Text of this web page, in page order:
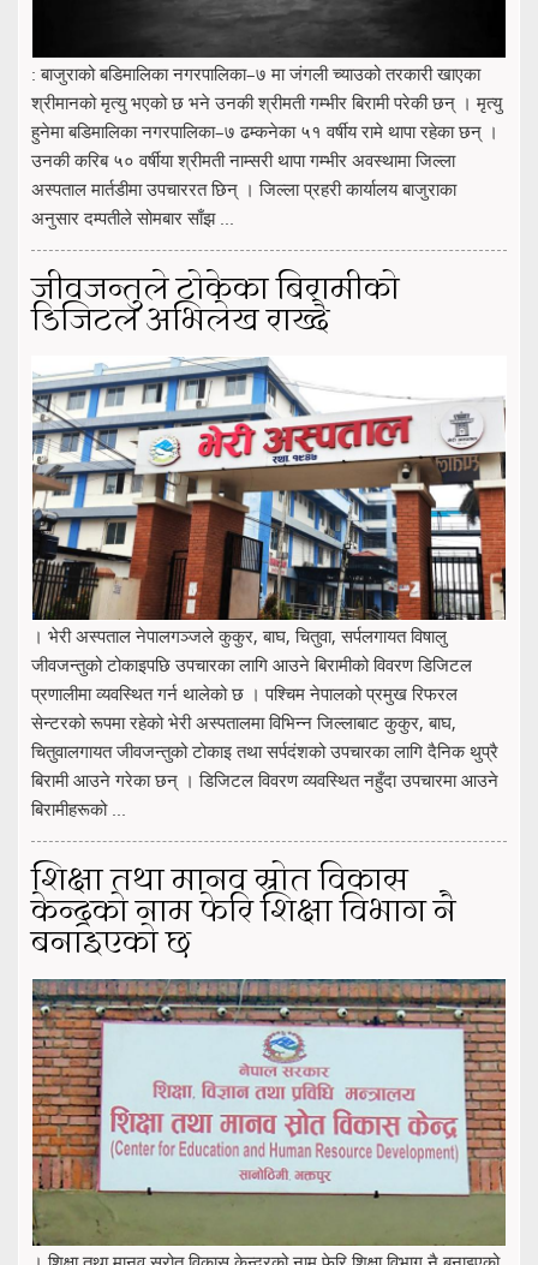
: बाजुराको बडिमालिका नगरपालिका–७ मा जंगली च्याउको तरकारी खाएका
श्रीमानको मृत्यु भएको छ भने उनकी श्रीमती गम्भीर बिरामी परेकी छन् । मृत्यु
हुनेमा बडिमालिका नगरपालिका–७ ढम्कनेका ५१ वर्षीय रामे थापा रहेका छन् ।
उनकी करिब ५० वर्षीया श्रीमती नाम्सरी थापा गम्भीर अवस्थामा जिल्ला
अस्पताल मार्तडीमा उपचाररत छिन् । जिल्ला प्रहरी कार्यालय बाजुराका
अनुसार दम्पतीले सोमबार साँझ ...
जीवजन्तुले टोकेका बिरामीको
डिजिटल अभिलेख राख्दै
। भेरी अस्पताल नेपालगञ्जले कुकुर, बाघ, चितुवा, सर्पलगायत विषालु
जीवजन्तुको टोकाइपछि उपचारका लागि आउने बिरामीको विवरण डिजिटल
प्रणालीमा व्यवस्थित गर्न थालेको छ । पश्चिम नेपालको प्रमुख रिफरल
सेन्टरको रूपमा रहेको भेरी अस्पतालमा विभिन्न जिल्लाबाट कुकुर, बाघ,
चितुवालगायत जीवजन्तुको टोकाइ तथा सर्पदंशको उपचारका लागि दैनिक थुप्रै
बिरामी आउने गरेका छन् । डिजिटल विवरण व्यवस्थित नहुँदा उपचारमा आउने
बिरामीहरूको ...
शिक्षा तथा मानव स्रोत विकास
केन्द्रको नाम फेरि शिक्षा विभाग नै
बनाइएको छ